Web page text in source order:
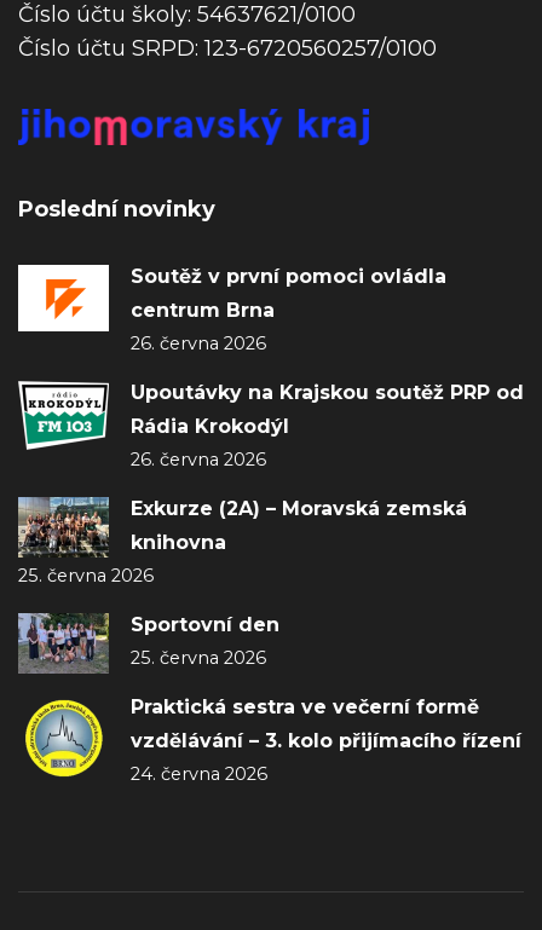
Číslo účtu školy: 54637621/0100
Číslo účtu SRPD: 123-6720560257/0100
Poslední novinky
Soutěž v první pomoci ovládla
centrum Brna
26. června 2026
Upoutávky na Krajskou soutěž PRP od
Rádia Krokodýl
26. června 2026
Exkurze (2A) – Moravská zemská
knihovna
25. června 2026
Sportovní den
25. června 2026
Praktická sestra ve večerní formě
vzdělávání – 3. kolo přijímacího řízení
24. června 2026